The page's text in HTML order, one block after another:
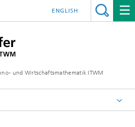
und Wirtschaftsmathematik ITWM
ENGLISH